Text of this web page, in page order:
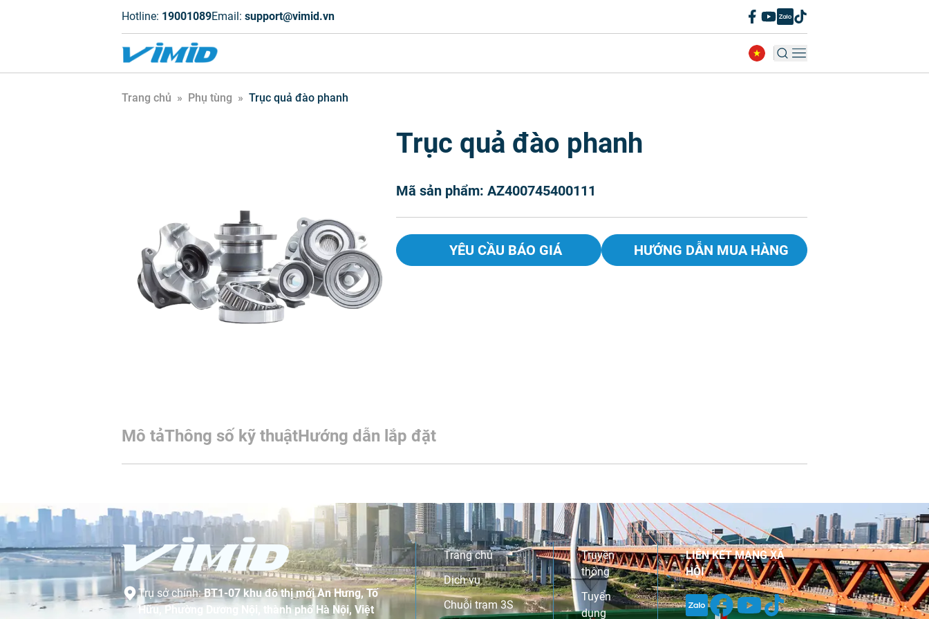
Hotline: 19001089Email: support@vimid.vn
Trang chủ » Phụ tùng » Trục quả đào phanh
Trục quả đào phanh
Mã sản phẩm: AZ400745400111
YÊU CẦU BÁO GIÁ HƯỚNG DẪN MUA HÀNG
Mô tảThông số kỹ thuậtHướng dẫn lắp đặt
Trụ sở chính:BT1-07 khu đô thị mới An Hưng, Tố
Hữu, Phường Dương Nội, thành phố Hà Nội, Việt
Trang chủ
Dịch vụ
Chuỗi trạm 3S
Truyền
thông
Tuyển
dụng
LIÊN KẾT MẠNG XÃ
HỘI